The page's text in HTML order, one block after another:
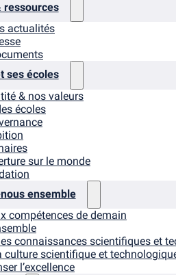
ressources
actualités
ses écoles
& nos valeurs
écoles
sur le monde
ensemble
compétences de demain
connaissances scientifiques et
culture scientifique et
l’excellence